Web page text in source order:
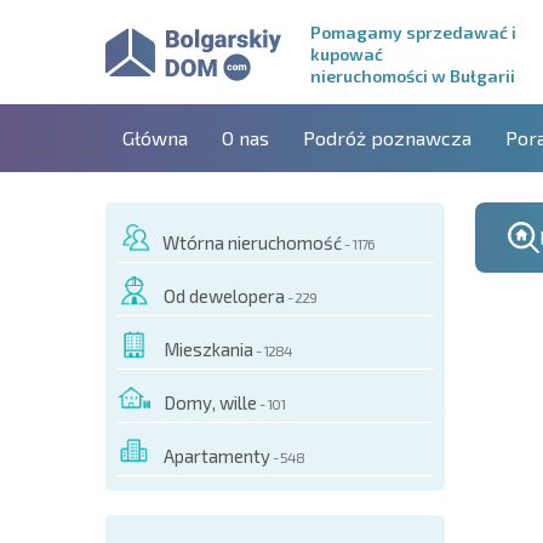
Pomagamy sprzedawać i
kupować
nieruchomości w Bułgarii
Główna O nas Podróż poznawcza
Wtórna nieruchomość - 1176
Od dewelopera - 229
Mieszkania - 1284
Domy, wille - 101
Apartamenty - 548
TYM OBIEKCIE